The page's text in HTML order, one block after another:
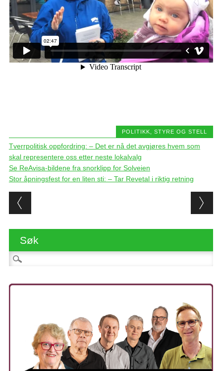
POLITIKK, STYRE OG STELL
Tverrpolitisk oppfordring: – Det er nå det avgjøres hvem som
skal representere oss etter neste lokalvalg
Se ReAvisa-bildene fra snorklipp for Solveien
Stor åpningsfest for en liten sti: – Tar Revetal i riktig retning
Post navigation
Søk
Søk etter: